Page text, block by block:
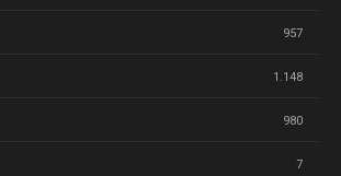
957
1.148
980
7